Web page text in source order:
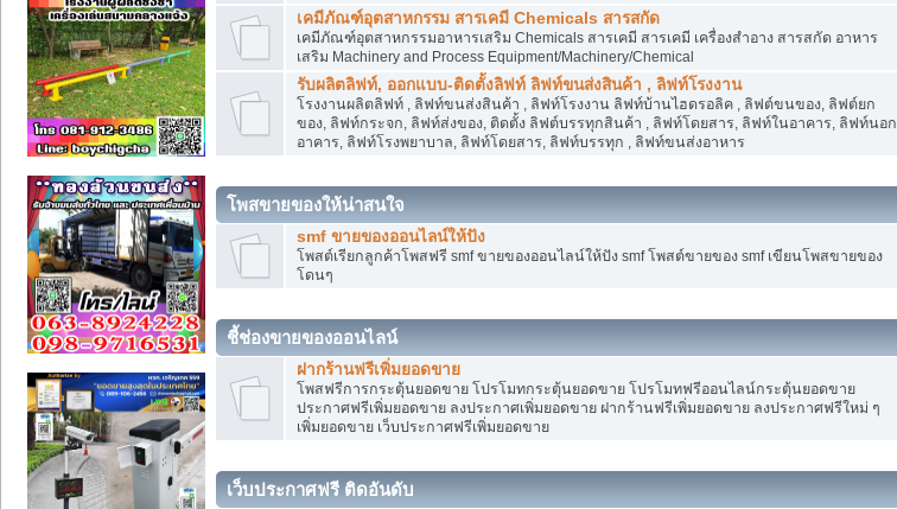
เคมีภัณฑ์อุตสาหกรรม สารเคมี Chemicals สารสกัด
เคมีภัณฑ์อุตสาหกรรมอาหารเสริม Chemicals สารเคมี สารเคมี เครื่องสำอาง สารสกัด อาหาร
เสริม Machinery and Process Equipment/Machinery/Chemical
รับผลิตลิฟท์, ออกแบบ-ติดตั้งลิฟท์ ลิฟท์ขนส่งสินค้า , ลิฟท์โรงงาน
โรงงานผลิตลิฟท์ , ลิฟท์ขนส่งสินค้า , ลิฟท์โรงงาน ลิฟท์บ้านไฮดรอลิค , ลิฟต์ขนของ, ลิฟต์ยก
ของ, ลิฟท์กระจก, ลิฟท์ส่งของ, ติดตั้ง ลิฟต์บรรทุกสินค้า , ลิฟท์โดยสาร, ลิฟท์ในอาคาร, ลิฟท์นอก
อาคาร, ลิฟท์โรงพยาบาล, ลิฟท์โดยสาร, ลิฟท์บรรทุก , ลิฟท์ขนส่งอาหาร
โพสขายของให้น่าสนใจ
smf ขายของออนไลน์ให้ปัง
โพสต์เรียกลูกค้าโพสฟรี smf ขายของออนไลน์ให้ปัง smf โพสต์ขายของ smf เขียนโพสขายของ
โดนๆ
ชี้ช่องขายของออนไลน์
ฝากร้านฟรีเพิ่มยอดขาย
โพสฟรีการกระตุ้นยอดขาย โปรโมทกระตุ้นยอดขาย โปรโมทฟรีออนไลน์กระตุ้นยอดขาย
ประกาศฟรีเพิ่มยอดขาย ลงประกาศเพิ่มยอดขาย ฝากร้านฟรีเพิ่มยอดขาย ลงประกาศฟรีใหม่ ๆ
เพิ่มยอดขาย เว็บประกาศฟรีเพิ่มยอดขาย
เว็บประกาศฟรี ติดอันดับ